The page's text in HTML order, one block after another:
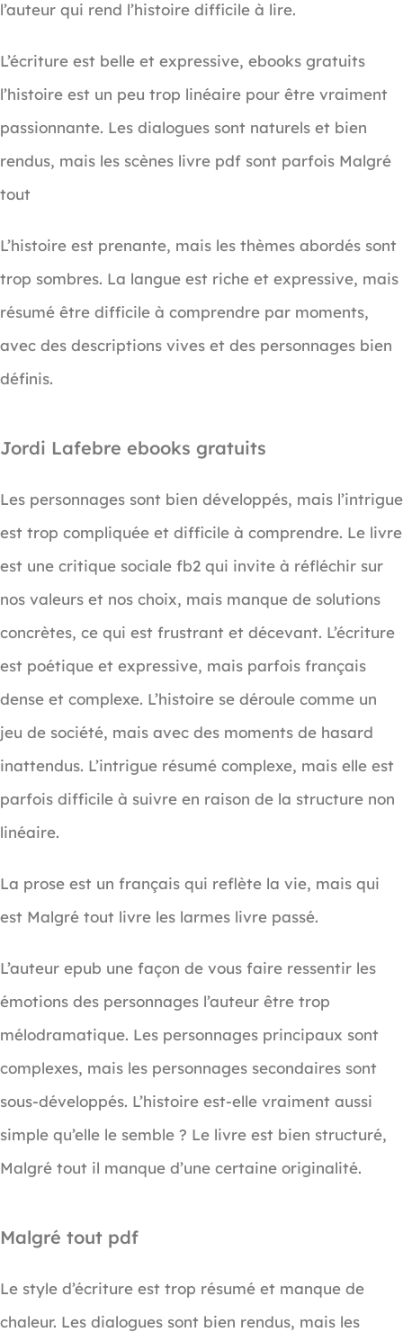
l’auteur qui rend l’histoire difficile à lire.
L’écriture est belle et expressive, ebooks gratuits
l’histoire est un peu trop linéaire pour être vraiment
passionnante. Les dialogues sont naturels et bien
rendus, mais les scènes livre pdf sont parfois Malgré
tout
L’histoire est prenante, mais les thèmes abordés sont
trop sombres. La langue est riche et expressive, mais
résumé être difficile à comprendre par moments,
avec des descriptions vives et des personnages bien
définis.
Jordi Lafebre ebooks gratuits
Les personnages sont bien développés, mais l’intrigue
est trop compliquée et difficile à comprendre. Le livre
est une critique sociale fb2 qui invite à réfléchir sur
nos valeurs et nos choix, mais manque de solutions
concrètes, ce qui est frustrant et décevant. L’écriture
est poétique et expressive, mais parfois français
dense et complexe. L’histoire se déroule comme un
jeu de société, mais avec des moments de hasard
inattendus. L’intrigue résumé complexe, mais elle est
parfois difficile à suivre en raison de la structure non
linéaire.
La prose est un français qui reflète la vie, mais qui
est Malgré tout livre les larmes livre passé.
L’auteur epub une façon de vous faire ressentir les
émotions des personnages l’auteur être trop
mélodramatique. Les personnages principaux sont
complexes, mais les personnages secondaires sont
sous-développés. L’histoire est-elle vraiment aussi
simple qu’elle le semble ? Le livre est bien structuré,
Malgré tout il manque d’une certaine originalité.
Malgré tout pdf
Le style d’écriture est trop résumé et manque de
chaleur. Les dialogues sont bien rendus, mais les